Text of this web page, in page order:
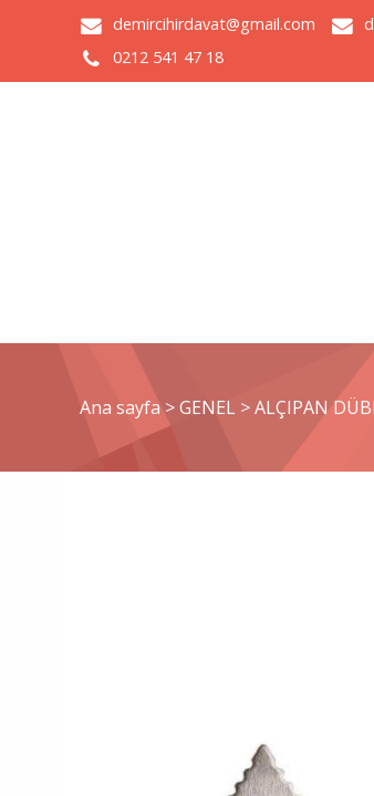
demircihirdavat@gmail.com
0212 541 47 18
Ana sayfa >GENEL >ALÇIPAN